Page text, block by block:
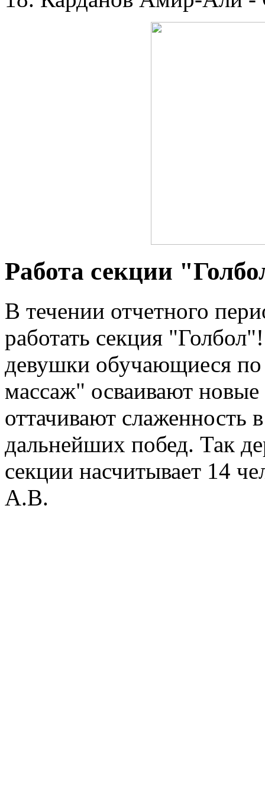
Работа секции
В течении отчетного
работать секция
девушки обучающиеся
массаж" осваивают
оттачивают слаженность
дальнейших побед. Так
секции насчитывает 14
А.В.